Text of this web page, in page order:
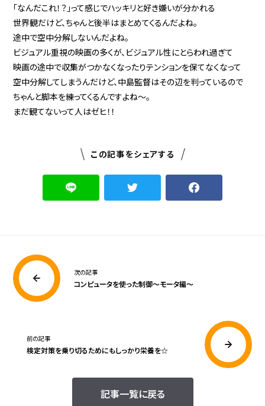
「なんだこれ！？」って感じでハッキリと好き嫌いが分かれる
世界観だけど、ちゃんと後半はまとめてくるんだよね。
途中で空中分解しないんだよね。
ビジュアル重視の映画の多くが、ビジュアル性にとらわれ過ぎて
映画の途中で収集がつかなくなったりテンションを保てなくなって
空中分解してしまうんだけど、中島監督はその辺を判っているので
ちゃんと脚本を練ってくるんですよね〜。
まだ観てないって人はゼヒ！！
この記事をシェアする
次の記事
コンピュータを使った制御〜モータ編〜
記事一覧に戻る
前の記事
検定対策を乗り切るためにもしっかり栄養を☆